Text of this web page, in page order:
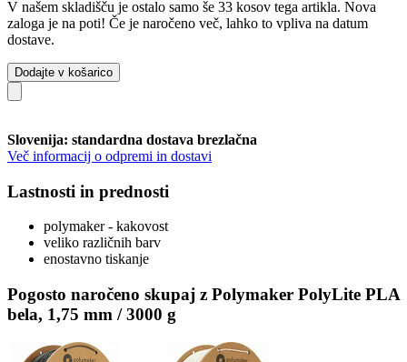
V našem skladišču je ostalo samo še 33 kosov tega artikla. Nova
zaloga je na poti! Če je naročeno več, lahko to vpliva na datum
dostave.
Dodajte v košarico
Slovenija: standardna dostava brezlačna
Več informacij o odpremi in dostavi
Lastnosti in prednosti
polymaker - kakovost
veliko različnih barv
enostavno tiskanje
Pogosto naročeno skupaj z Polymaker PolyLite PLA
bela, 1,75 mm / 3000 g